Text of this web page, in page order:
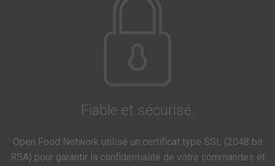
Fiable et sécurisé.
Open Food Network utilise un certificat type SSL (2048 bit
RSA) pour garantir la confidentialité de votre commandes et